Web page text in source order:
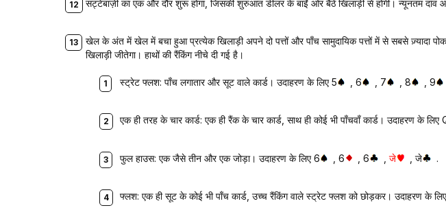
सट्टेबाज़ी का एक और दौर शुरू होगा, जिसकी शुरुआत डीलर के बाईं ओर बैठे खिलाड़ी से होगी। न्यूनतम दांव
खेल के अंत में खेल में बचा हुआ प्रत्येक खिलाड़ी अपने दो पत्तों और पाँच सामुदायिक पत्तों में से सबसे ज़्यादा
खिलाड़ी जीतेगा। हाथों की रैंकिंग नीचे दी गई है।
स्ट्रेट फ्लश: पाँच लगातार और सूट वाले कार्ड। उदाहरण के लिए 5 , 6 , 7 , 8 , 9
एक ही तरह के चार कार्ड: एक ही रैंक के चार कार्ड, साथ ही कोई भी पाँचवाँ कार्ड। उदाहरण के लिए
फुल हाउस: एक जैसे तीन और एक जोड़ा। उदाहरण के लिए 6 , 6 , 6 जे , जे .
फ्लश: एक ही सूट के कोई भी पाँच कार्ड, उच्च रैंकिंग वाले स्ट्रेट फ्लश को छोड़कर। उदाहरण के